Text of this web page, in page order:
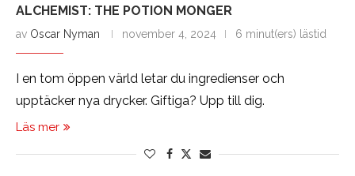
ALCHEMIST: THE POTION MONGER
av Oscar Nyman november 4, 2024 6 minut(ers) lästid
I en tom öppen värld letar du ingredienser och
upptäcker nya drycker. Giftiga? Upp till dig.
Läs mer